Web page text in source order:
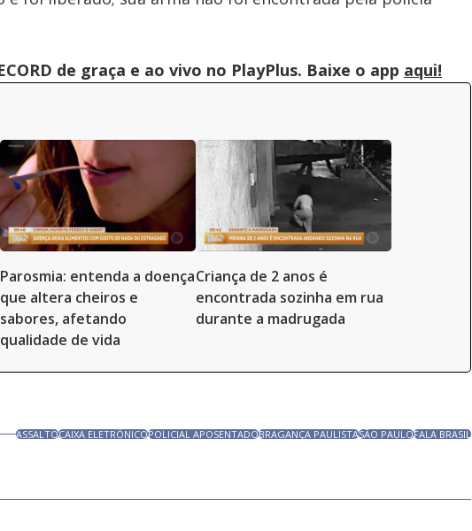
de graça e ao vivo no PlayPlus. Baixe o app aqui!
Parosmia: entenda a doença
que altera cheiros e
sabores, afetando
qualidade de vida
Criança de 2 anos é
encontrada sozinha em rua
durante a madrugada
ASSALTOCAIXA ELETRÔNICOPOLICIAL APOSENTADOBRAGANÇA PAULISTASÃO PAULOFALA BRASIL